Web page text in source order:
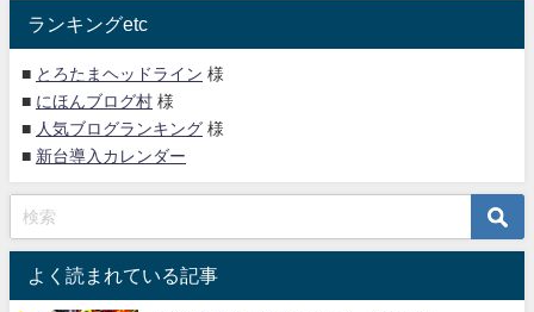
ランキングetc
■ とろたまヘッドライン 様
■ にほんブログ村 様
■ 人気ブログランキング 様
■ 新台導入カレンダー
よく読まれている記事